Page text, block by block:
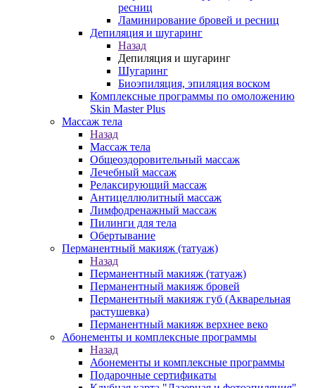
ресниц
Ламинирование бровей и ресниц
Депиляция и шугаринг
Назад
Депиляция и шугаринг
Шугаринг
Биоэпиляция, эпиляция воском
Комплексные программы по омоложению
Skin Master Plus
Массаж тела
Назад
Массаж тела
Общеоздоровительный массаж
Лечебный массаж
Релаксирующий массаж
Антицеллюлитный массаж
Лимфодренажный массаж
Пилинги для тела
Обертывание
Перманентный макияж (татуаж)
Назад
Перманентный макияж (татуаж)
Перманентный макияж бровей
Перманентный макияж губ (Акварельная
растушевка)
Перманентный макияж верхнее веко
Абонементы и комплексные программы
Назад
Абонементы и комплексные программы
Подарочные сертификаты